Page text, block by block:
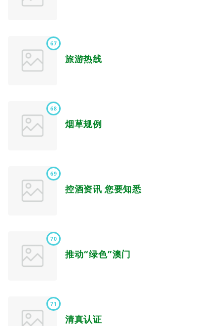
67
旅游热线
68
烟草规例
69
控酒资讯 您要知悉
70
推动“绿色”澳门
71
清真认证